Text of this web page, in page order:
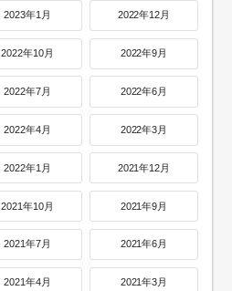
2023年1月 2022年12月
2022年10月 2022年9月
2022年7月 2022年6月
2022年4月 2022年3月
2022年1月 2021年12月
2021年10月 2021年9月
2021年7月 2021年6月
2021年4月 2021年3月